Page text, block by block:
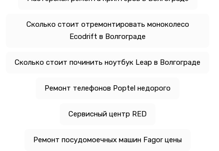
Сколько стоит отремонтировать моноколесо
Ecodrift в Волгограде
Сколько стоит починить ноутбук Leap в Волгограде
Ремонт телефонов Poptel недорого
Сервисный центр RED
Ремонт посудомоечных машин Fagor цены